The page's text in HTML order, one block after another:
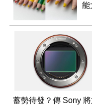
能
蓄勢待發？傳 Sony